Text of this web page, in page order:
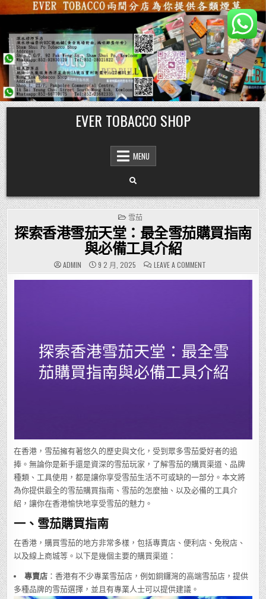
Skip
to
content
EVER TOBACCO SHOP
MENU
POSTED
IN
雪茄
探索香港雪茄天堂：最全雪茄購買指南
與必備工具介紹
ADMIN 9 2 月, 2025 LEAVE A COMMENT
探
索
雪
茄
購
買
指
南
在香港，雪茄擁有著悠久的歷史與文化，受到眾多雪茄愛好者的追
捧。無論你是新手還是資深的雪茄玩家，了解雪茄的購買渠道、品牌
種類、工具使用，都是讓你享受雪茄生活不可或缺的一部分。本文將
為你提供最全的雪茄購買指南、雪茄的怎麼抽、以及必備的工具介
紹，讓你在香港愉快地享受雪茄的魅力。
一、雪茄購買指南
在香港，購買雪茄的地方非常多樣，包括專賣店、便利店、免稅店、
以及線上商城等。以下是幾個主要的購買渠道：
專賣店 ：香港有不少專業雪茄店，例如銅鑼灣的高端雪茄店，提供
多種品牌的雪茄選擇，並且有專業人士可以提供建議。